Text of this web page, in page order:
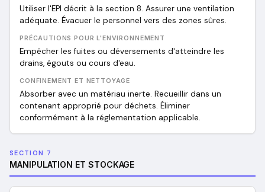
Utiliser l'EPI décrit à la section 8. Assurer une ventilation
adéquate. Évacuer le personnel vers des zones sûres.
PRÉCAUTIONS POUR L'ENVIRONNEMENT
Empêcher les fuites ou déversements d'atteindre les
drains, égouts ou cours d'eau.
CONFINEMENT ET NETTOYAGE
Absorber avec un matériau inerte. Recueillir dans un
contenant approprié pour déchets. Éliminer
conformément à la réglementation applicable.
SECTION 7
MANIPULATION ET STOCKAGE